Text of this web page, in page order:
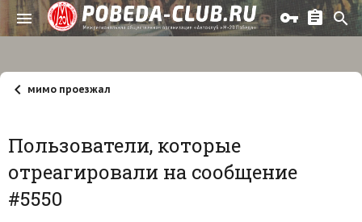
мимо проезжал
Пользователи, которые
отреагировали на сообщение
#5550